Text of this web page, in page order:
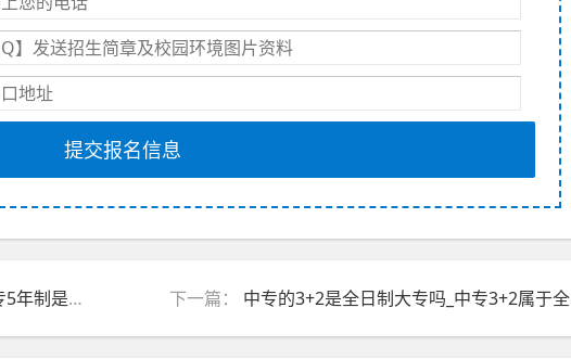
提交报名信息
什么意思 下一篇： 中专的3+2是全日制大专吗_中专3+2属于全日制吗